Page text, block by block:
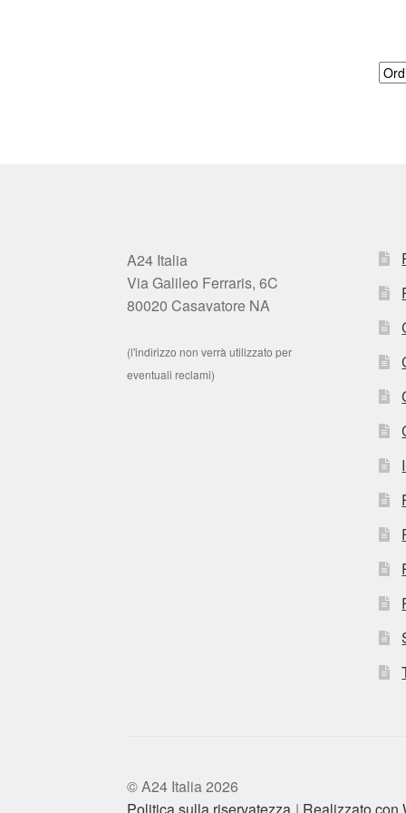
A24 Italia
Via Galileo Ferraris, 6C
80020 Casavatore NA
(l'indirizzo non verrà utilizzato per
eventuali reclami)
© A24 Italia 2026